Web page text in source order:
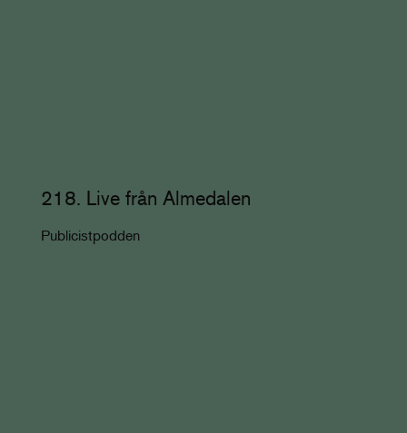
218. Live från Almedalen
Publicistpodden